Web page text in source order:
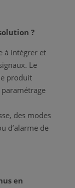
?
à intégrer et
Le
produit
des modes
d’alarme de
en